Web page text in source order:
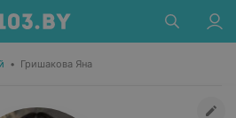
• Гришакова Яна